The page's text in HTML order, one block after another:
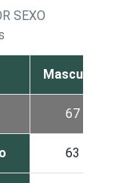
SEXO
Masculino
67
63